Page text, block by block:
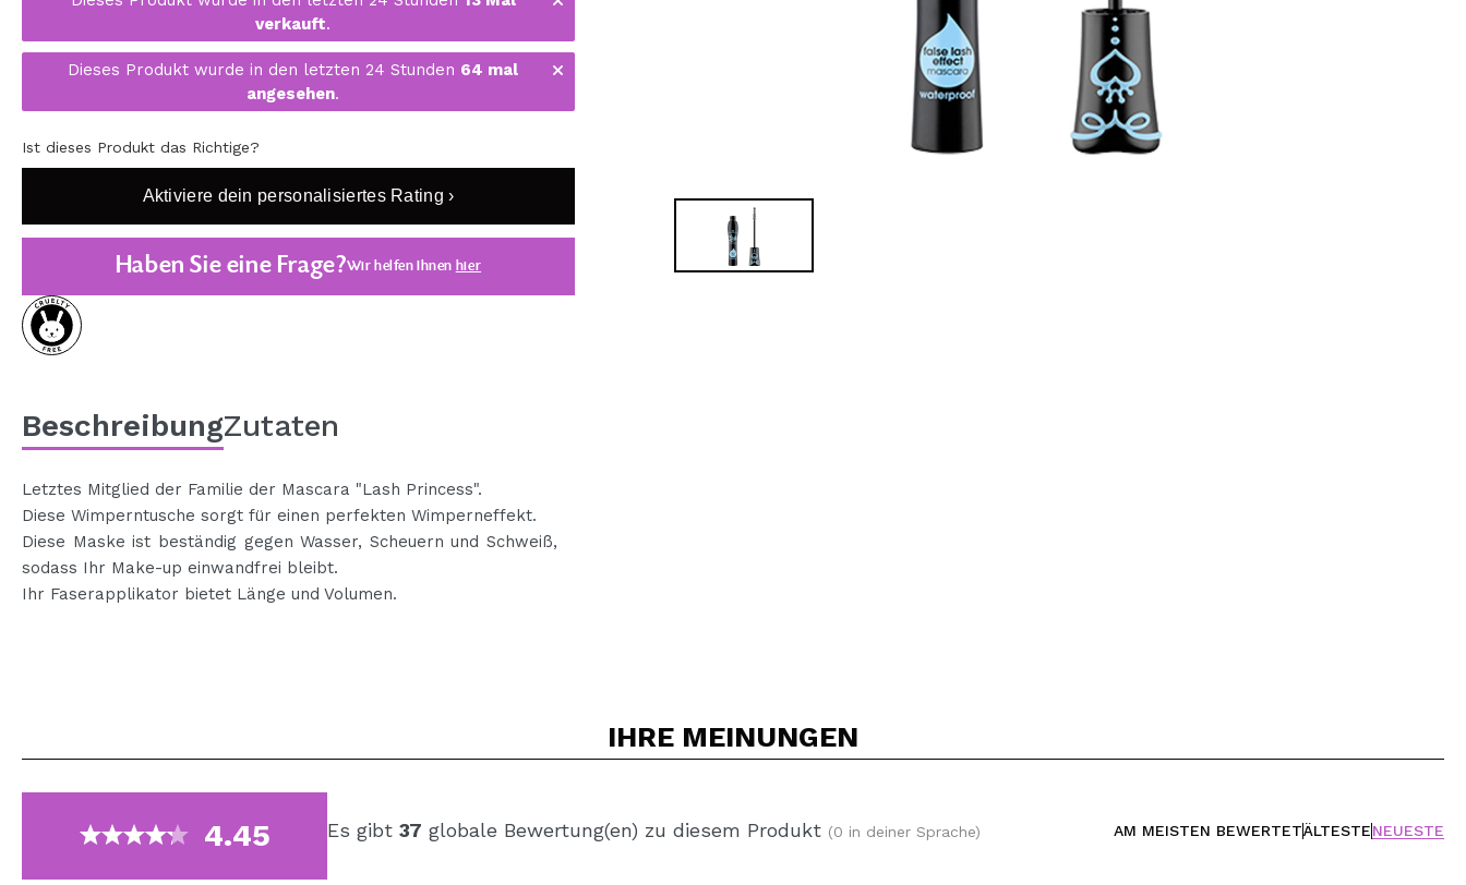
KOREA ZONE
TRAVEL SIZE
NATURE
SPECIALS
OUTLET
SIE SIND ZURÜCKGEKEHRT!
BALD VERFÜGBAR
bisherigen Vorgänge einsehen.
BENUTZERKONTO ERSTELLEN
verkauft.
Dieses Produkt wurde in den letzten 24 Stunden 64 mal
angesehen.
Ist dieses Produkt das Richtige?
Aktiviere dein personalisiertes Rating ›
Haben Sie eine Frage?Wir helfen Ihnen hier
BeschreibungZutaten
Letztes Mitglied der Familie der Mascara "Lash Princess".
Diese Wimperntusche sorgt für einen perfekten Wimperneffekt.
Diese Maske ist beständig gegen Wasser, Scheuern und Schweiß,
sodass Ihr Make-up einwandfrei bleibt.
Ihr Faserapplikator bietet Länge und Volumen.
IHRE MEINUNGEN
4.45 Es gibt 37 globale Bewertung(en) zu diesem Produkt (0 in deiner Sprache) AM MEISTEN BEWERTETÄLTESTENEUESTE